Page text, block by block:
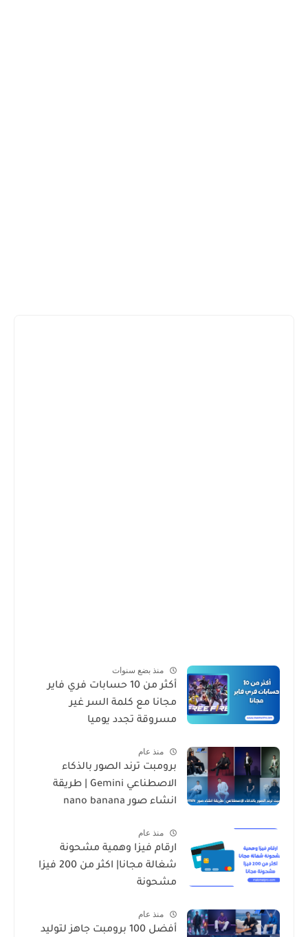
منذ بضع سنوات
أكثر من 10 حسابات فري فاير
مجانا مع كلمة السر غير
مسروقة تجدد يوميا
منذ عام
برومبت ترند الصور بالذكاء
الاصطناعي Gemini | طريقة
انشاء صور nano banana
منذ عام
ارقام فيزا وهمية مشحونة
شغالة مجانا| اكثر من 200 فيزا
مشحونة
منذ عام
أفضل 100 برومبت جاهز لتوليد